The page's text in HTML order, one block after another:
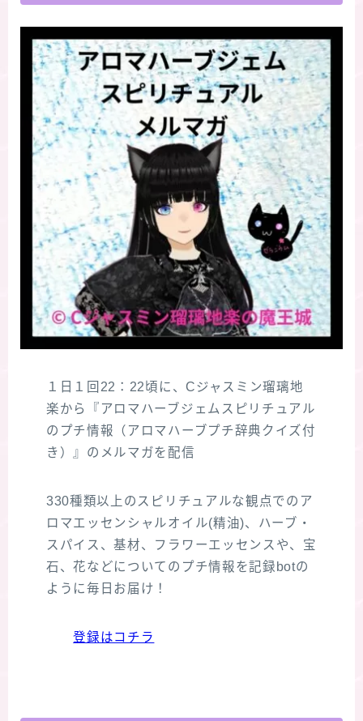
１日１回22：22頃に、Cジャスミン瑠璃地
楽から『アロマハーブジェムスピリチュアル
のプチ情報（アロマハーブプチ辞典クイズ付
き）』のメルマガを配信
330種類以上のスピリチュアルな観点でのア
ロマエッセンシャルオイル(精油)、ハーブ・
スパイス、基材、フラワーエッセンスや、宝
石、花などについてのプチ情報を記録botの
ように毎日お届け！
登録はコチラ